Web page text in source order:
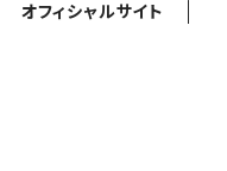
オフィシャルサイト